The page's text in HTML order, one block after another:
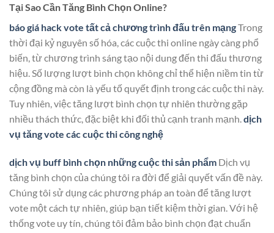
Tại Sao Cần Tăng Bình Chọn Online?
báo giá hack vote tất cả chương trình đấu trên mạngTrong
thời đại kỷ nguyên số hóa, các cuộc thi online ngày càng phổ
biến, từ chương trình sáng tạo nội dung đến thi đấu thương
hiệu. Số lượng lượt bình chọn không chỉ thể hiện niềm tin từ
cộng đồng mà còn là yếu tố quyết định trong các cuộc thi này.
Tuy nhiên, việc tăng lượt bình chọn tự nhiên thường gặp
nhiều thách thức, đặc biệt khi đối thủ cạnh tranh mạnh.dịch
vụ tăng vote các cuộc thi công nghệ
dịch vụ buff bình chọn những cuộc thi sản phẩm Dịch vụ
tăng bình chọn của chúng tôi ra đời để giải quyết vấn đề này.
Chúng tôi sử dụng các phương pháp an toàn để tăng lượt
vote một cách tự nhiên, giúp bạn tiết kiệm thời gian. Với hệ
thống vote uy tín, chúng tôi đảm bảo bình chọn đạt chuẩn